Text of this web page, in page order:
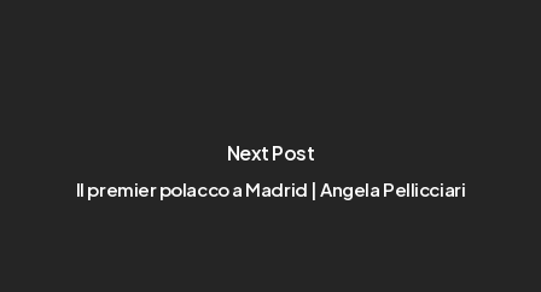
Next Post
Il premier polacco a Madrid | Angela Pellicciari